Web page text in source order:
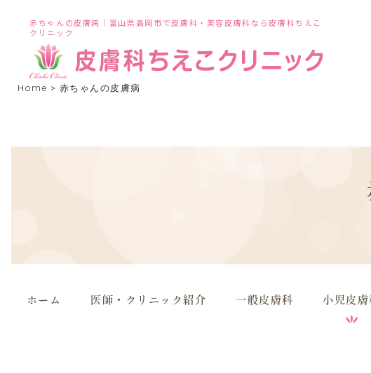
赤ちゃんの皮膚病｜富山県高岡市で皮膚科・美容皮膚科なら皮膚科ちえこ
クリニック
Home > 赤ちゃんの皮膚病
ホーム 医師・クリニック紹介 一般皮膚科 小児皮膚